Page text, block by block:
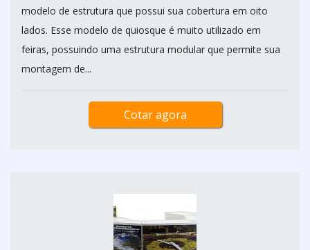
modelo de estrutura que possui sua cobertura em oito
lados. Esse modelo de quiosque é muito utilizado em
feiras, possuindo uma estrutura modular que permite sua
montagem de...
Cotar agora